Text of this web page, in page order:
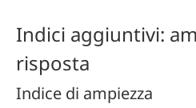
Indici aggiuntivi:
risposta
Indice di ampiezza